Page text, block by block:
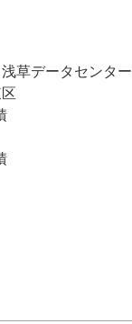
草データセンター